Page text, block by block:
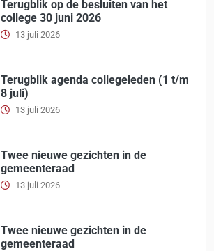
Terugblik op de besluiten van het
college 30 juni 2026
13 juli 2026
Terugblik agenda collegeleden (1 t/m
8 juli)
13 juli 2026
Twee nieuwe gezichten in de
gemeenteraad
13 juli 2026
Twee nieuwe gezichten in de
gemeenteraad